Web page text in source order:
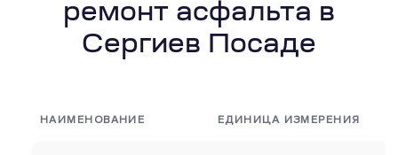
ремонт асфальта в
Сергиев Посаде
НАИМЕНОВАНИЕ ЕДИНИЦА ИЗМЕРЕНИЯ